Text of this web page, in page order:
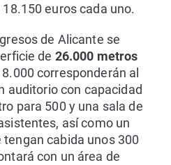
euros cada uno.
de Alicante se
de 26.000 metros
corresponderán al
auditorio con capacidad
para 500 y una sala de
así como un
cabida unos 300
con un área de